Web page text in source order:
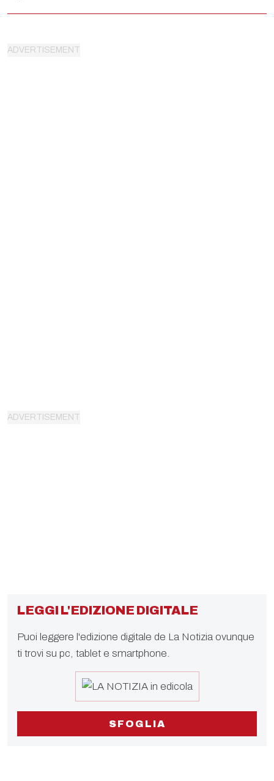
LEGGI L'EDIZIONE DIGITALE
Puoi leggere l'edizione digitale de La Notizia ovunque
ti trovi su pc, tablet e smartphone.
SFOGLIA